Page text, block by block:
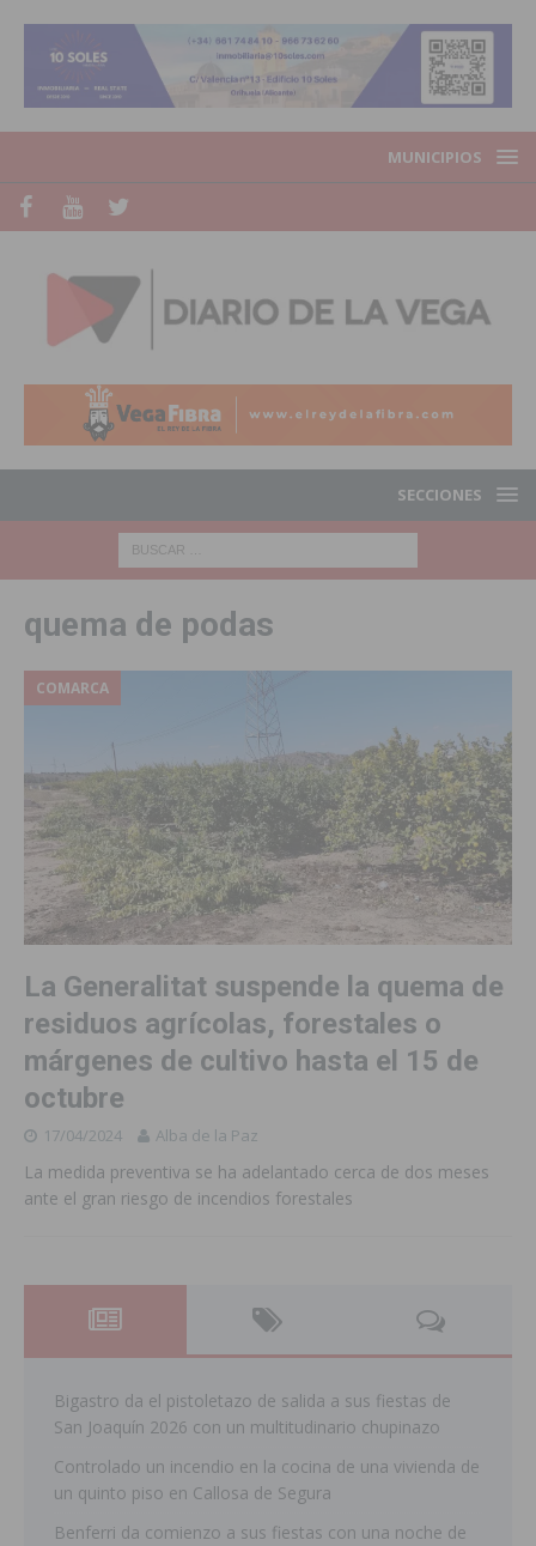
MUNICIPIOS
SECCIONES
quema de podas
COMARCA
La Generalitat suspende la quema de
residuos agrícolas, forestales o
márgenes de cultivo hasta el 15 de
octubre
17/04/2024 Alba de la Paz
La medida preventiva se ha adelantado cerca de dos meses
ante el gran riesgo de incendios forestales
Bigastro da el pistoletazo de salida a sus fiestas de
San Joaquín 2026 con un multitudinario chupinazo
Controlado un incendio en la cocina de una vivienda de
un quinto piso en Callosa de Segura
Benferri da comienzo a sus fiestas con una noche de